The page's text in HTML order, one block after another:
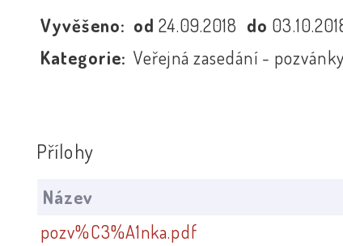
Vyvěšeno: od24.09.2018 do
Kategorie: Veřejná zasedání -
Přílohy
Název
pozv%C3%A1nka.pdf